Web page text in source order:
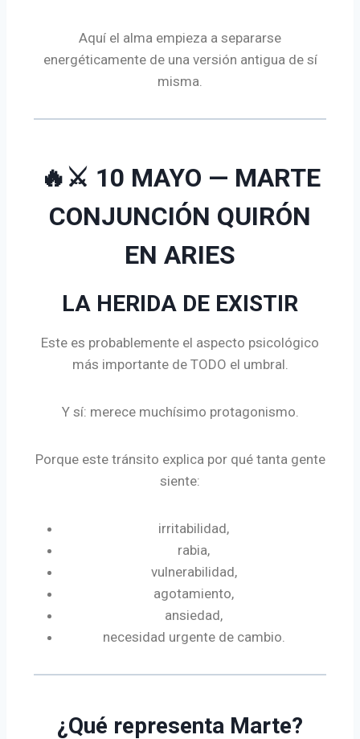
Aquí el alma empieza a separarse
energéticamente de una versión antigua de sí
misma.
🔥⚔️ 10 MAYO — MARTE
CONJUNCIÓN QUIRÓN
EN ARIES
LA HERIDA DE EXISTIR
Este es probablemente el aspecto psicológico
más importante de TODO el umbral.
Y sí: merece muchísimo protagonismo.
Porque este tránsito explica por qué tanta gente
siente:
irritabilidad,
rabia,
vulnerabilidad,
agotamiento,
ansiedad,
necesidad urgente de cambio.
¿Qué representa Marte?